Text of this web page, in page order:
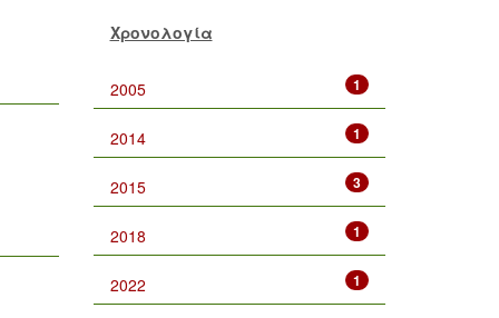
Χρονολογία
1
2005
1
2014
3
2015
1
2018
1
2022